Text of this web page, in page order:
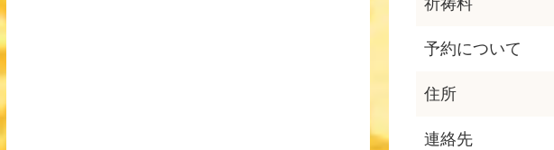
祈祷料
予約について
住所
連絡先